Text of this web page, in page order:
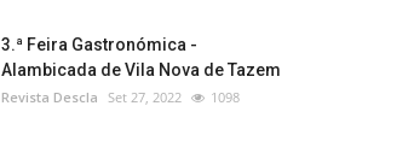
3.ª Feira Gastronómica -
Alambicada de Vila Nova de Tazem
Revista Descla Set 27, 2022 1098